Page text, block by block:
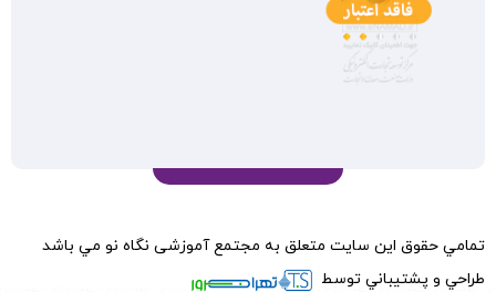
تمامي حقوق اين سايت متعلق به مجتمع آموزشی نگاه نو مي باشد
طراحي و پشتيباني توسط